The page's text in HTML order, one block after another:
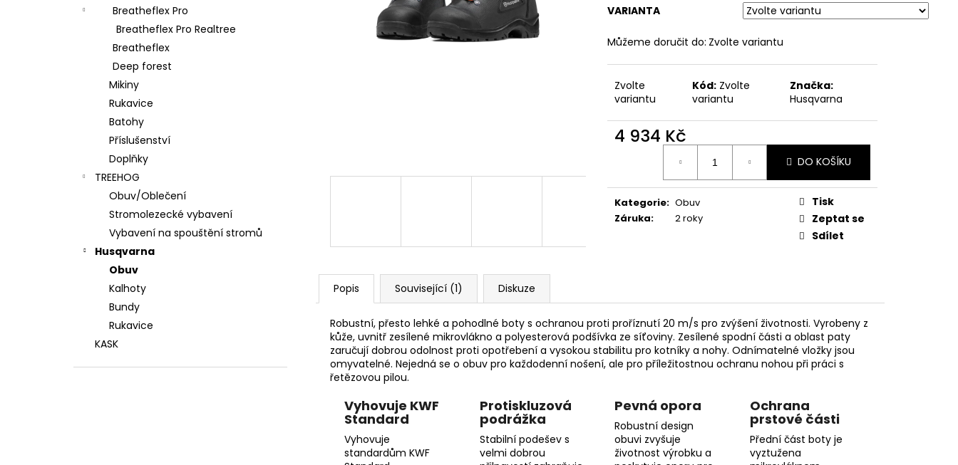
Breatheflex Pro
Breatheflex Pro Realtree
Breatheflex
Deep forest
Mikiny
Rukavice
Batohy
Příslušenství
Doplňky
TREEHOG
Obuv/Oblečení
Stromolezecké vybavení
Vybavení na spouštění stromů
Husqvarna
Obuv
Kalhoty
Bundy
Rukavice
KASK
VARIANTA
Můžeme doručit do: Zvolte variantu
Zvolte
variantu
Kód: Zvolte
variantu
Značka:
Husqvarna
4 934 Kč
DO KOŠÍKU
Kategorie: Obuv
Záruka: 2 roky
Tisk
Zeptat se
Sdílet
Popis Související (1) Diskuze
Robustní, přesto lehké a pohodlné boty s ochranou proti proříznutí 20 m/s pro zvýšení životnosti. Vyrobeny z
kůže, uvnitř zesílené mikrovlákno a polyesterová podšívka ze síťoviny. Zesílené spodní části a oblast paty
zaručují dobrou odolnost proti opotřebení a vysokou stabilitu pro kotníky a nohy. Odnímatelné vložky jsou
omyvatelné. Nejedná se o obuv pro každodenní nošení, ale pro příležitostnou ochranu nohou při práci s
řetězovou pilou.
Vyhovuje KWF
Standard
Vyhovuje
standardům KWF
Protiskluzová
podrážka
Stabilní podešev s
velmi dobrou
Pevná opora
Robustní design
obuvi zvyšuje
životnost výrobku a
Ochrana
prstové části
Přední část boty je
vyztužena